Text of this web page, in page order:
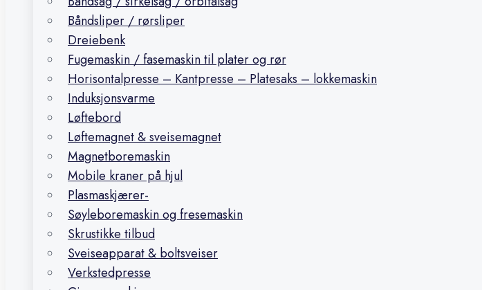
Båndsliper / rørsliper
Dreiebenk
Fugemaskin / fasemaskin til plater og rør
Horisontalpresse – Kantpresse – Platesaks – lokkemaskin
Induksjonsvarme
Løftebord
Løftemagnet & sveisemagnet
Magnetboremaskin
Mobile kraner på hjul
Plasmaskjærer-
Søyleboremaskin og fresemaskin
Skrustikke tilbud
Sveiseapparat & boltsveiser
Verkstedpresse